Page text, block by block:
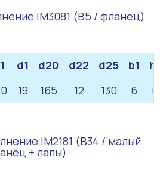
IM3081 (B5 / фланец)
d1 d20 d22 d25 b1
h1
19 165 12 130 6 6
IM2181 (B34 / малый
+ лапы)